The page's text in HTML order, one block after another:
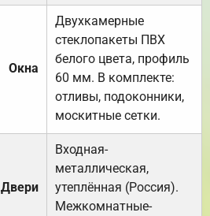
Окна
Двухкамерные
стеклопакеты ПВХ
белого цвета, профиль
60 мм. В комплекте:
отливы, подоконники,
москитные сетки.
Двери
Входная-
металлическая,
утеплённая (Россия).
Межкомнатные-